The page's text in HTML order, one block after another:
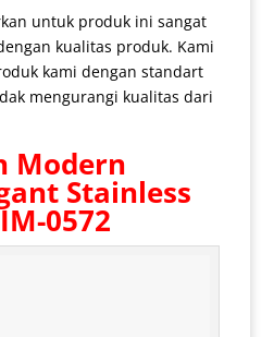
untuk produk ini sangat
kualitas produk. Kami
kami dengan standart
mengurangi kualitas dari
Modern
Stainless
0572